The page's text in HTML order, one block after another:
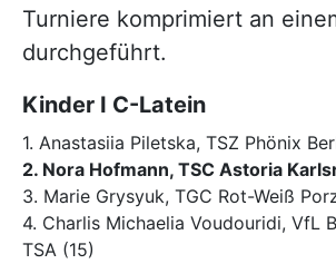
Turniere komprimiert an
durchgeführt.
Kinder I C-Latein
1. Anastasiia Piletska, TSZ Phönix
2. Nora Hofmann, TSC Astoria
3. Marie Grysyuk, TGC Rot-Weiß
4. Charlis Michaelia Voudouridi, VfL
TSA (15)